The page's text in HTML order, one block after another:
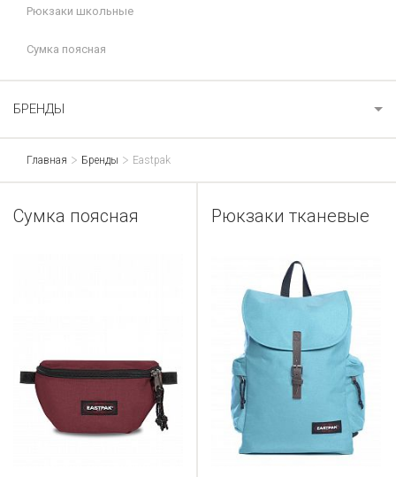
Рюкзаки школьные
Сумка поясная
БРЕНДЫ
Главная Бренды Eastpak
Сумка поясная Рюкзаки тканевые